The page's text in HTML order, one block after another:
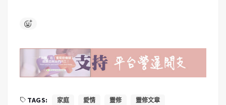
TAGS: 家庭 愛情 靈修 靈修文章